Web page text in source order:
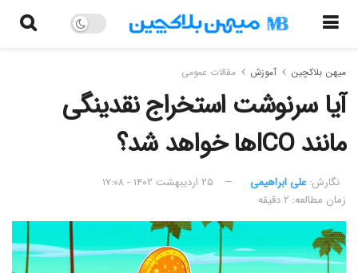
میهن بلاکچین آموزش مقالات عمومی
آیا سرنوشت استخراج نقدینگی
مانند ICOها خواهد شد؟
نگارش:‌ علی ابراهیمی
۲۵ اردیبهشت ۱۴۰۲ - ۱۷:۰۸
زمان مطالعه: ۲ دقیقه